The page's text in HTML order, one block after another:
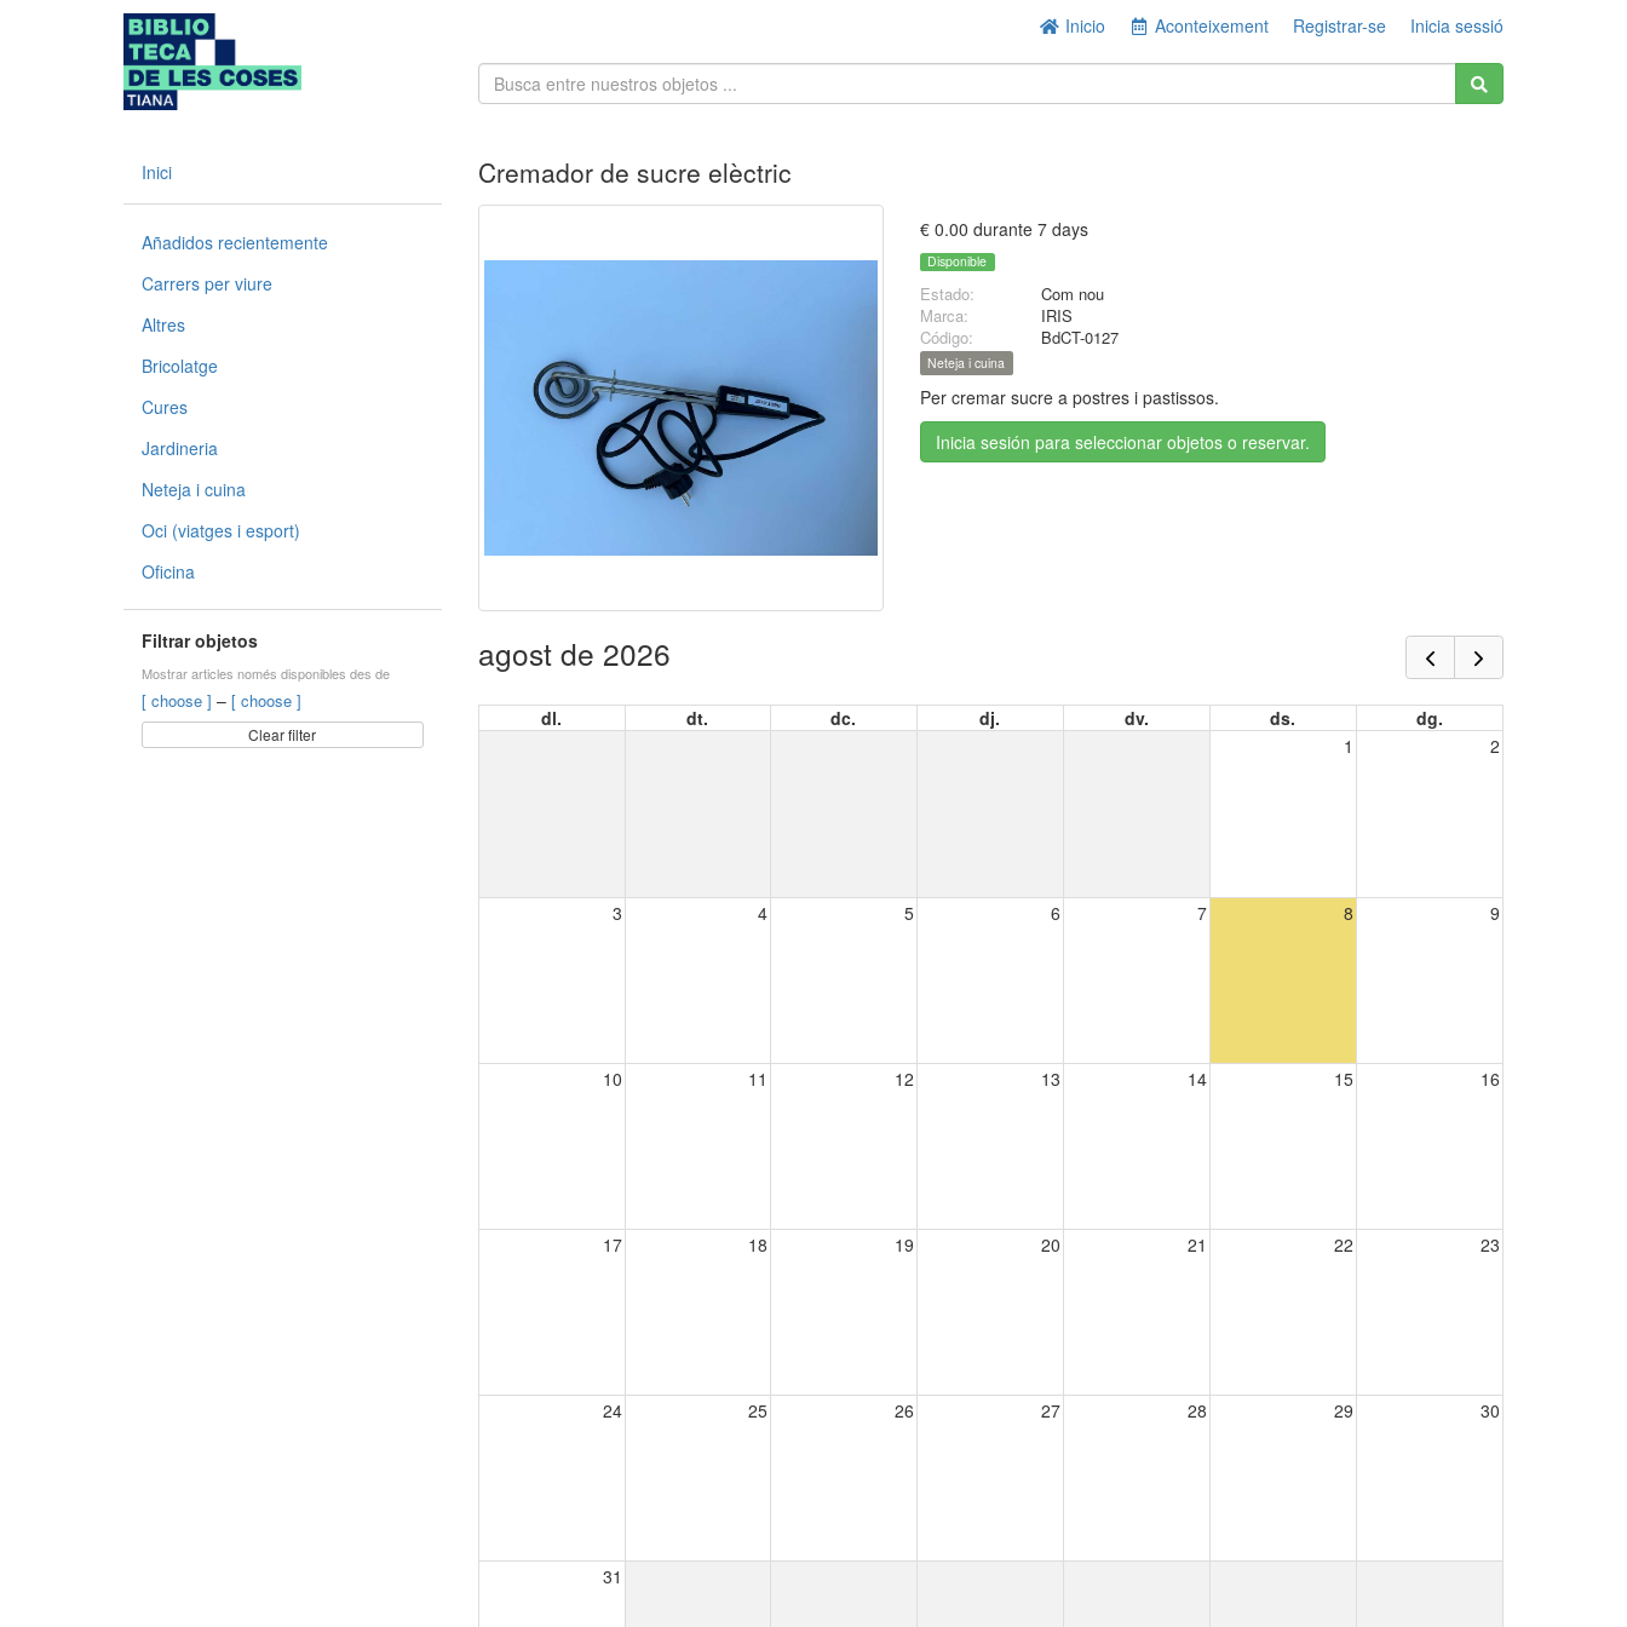
Inicio Aconteixement Registrar-se Inicia sessió
Inici
Añadidos recientemente
Carrers per viure
Altres
Bricolatge
Cures
Jardineria
Neteja i cuina
Oci (viatges i esport)
Oficina
Filtrar objetos
Mostrar articles només disponibles des de
[ choose ] – [ choose ]
Clear filter
Cremador de sucre elèctric
€ 0.00 durante 7 days
Disponible
Estado:
Com nou
Marca:
IRIS
Código:
BdCT-0127
Neteja i cuina
Per cremar sucre a postres i pastissos.
Inicia sesión para seleccionar objetos o reservar.
agost de 2026
dl. dt. dc. dj. dv. ds.
dg.
1
2
3 4 5 6 7 8 9
10 11 12 13 14 15 16
17 18 19 20 21 22 23
24 25 26 27 28 29 30
31